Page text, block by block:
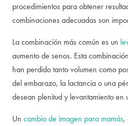
procedimientos para obtener
combinaciones adecuadas son
La combinación más común es un
aumento de senos. Esta
han perdido tanto volumen como
del embarazo, la lactancia o una
desean plenitud y levantamiento en
Un cambio de imagen para mamás,